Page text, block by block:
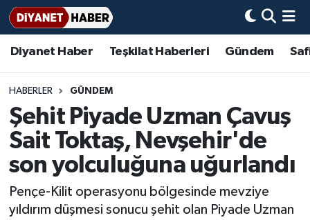
Diyanet Haber Teşkilat Haberleri Gündem
HABERLER GÜNDEM
Şehit Piyade Uzman Çavuş
Sait Toktaş, Nevşehir'de
son yolculuğuna uğurlandı
Pençe-Kilit operasyonu bölgesinde mevziye
yıldırım düşmesi sonucu şehit olan Piyade Uzman
Diyanet Haber
Teşkilat Haberleri
Adana Müftülüğü
Adıyaman Müftülüğü
Afyonkarahisar Müftülüğü
Ağrı Müftülüğü
Aksaray Müftülüğü
Gündem
#Keşfet
Bir Ayet
Bir Hikaye
Biyografiler
Dini kavramlar
Diyanet Bilgi
Basında Bugün
Aile Dergisi
Aylık Dergi
İmam Hatip Okulları
Başmakale
Hadis-i Şerifler
Hayat Okumaları
Nöbetçi Eczaneler
Hava Durumu
Ankara Namaz Vakitleri
Trafik Durumu
Süper Lig Puan Durumu ve Fikstür